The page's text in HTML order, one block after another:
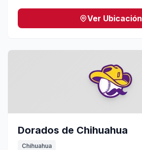
Ver Ubicación
Dorados de Chihuahua
Chihuahua